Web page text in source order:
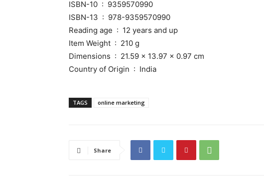
ISBN-10 ‏ : ‎ 9359570990
ISBN-13 ‏ : ‎ 978-9359570990
Reading age ‏ : ‎ 12 years and up
Item Weight ‏ : ‎ 210 g
Dimensions ‏ : ‎ 21.59 x 13.97 x 0.97 cm
Country of Origin ‏ : ‎ India
TAGS online marketing
Share